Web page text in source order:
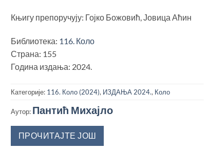
Књигу препоручују: Гојко Божовић, Јовица Аћин
Библиотека: 116. Коло
Страна: 155
Година издања: 2024.
Категорије: 116. Коло (2024), ИЗДАЊА 2024., Коло
Аутор: Пантић Михајло
ПРОЧИТАЈТЕ ЈОШ